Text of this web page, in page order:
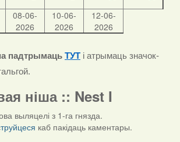
08-06-
2026
10-06-
2026
12-06-
2026
падтрымаць ТУТ і атрымаць значок-
ніша :: Nest I
выляцелі з 1-га гнязда.
каб пакідаць каментары.